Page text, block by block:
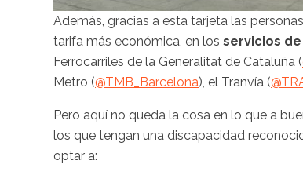
Además, gracias a esta tarjeta las
tarifa más económica, en los servicios
Ferrocarriles de la Generalitat de Cataluña (
Metro (@TMB_Barcelona), el Tranvía (
Pero aquí no queda la cosa en lo que a
los que tengan una discapacidad
optar a: